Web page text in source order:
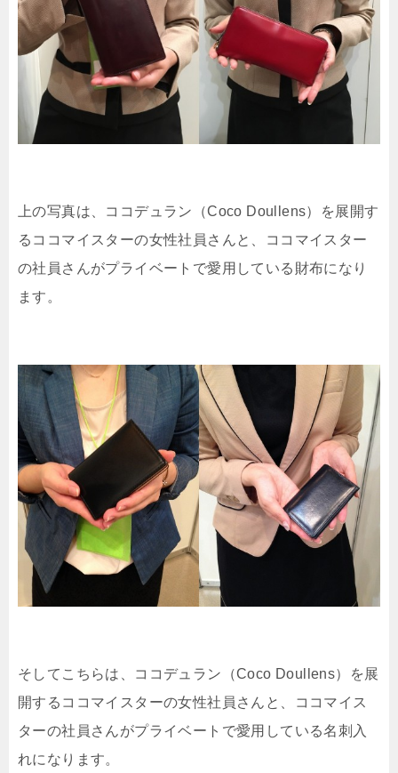
上の写真は、ココデュラン（Coco Doullens）を展開す
るココマイスターの女性社員さんと、ココマイスター
の社員さんがプライベートで愛用している財布になり
ます。
そしてこちらは、ココデュラン（Coco Doullens）を展
開するココマイスターの女性社員さんと、ココマイス
ターの社員さんがプライベートで愛用している名刺入
れになります。